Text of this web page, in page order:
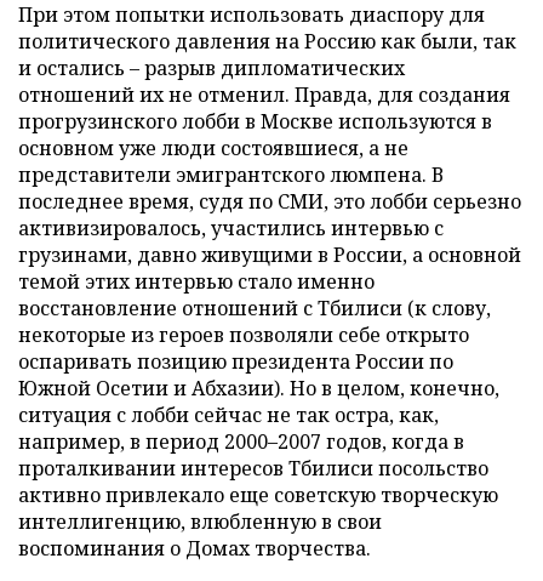
При этом попытки использовать диаспору для
политического давления на Россию как были, так
и остались – разрыв дипломатических
отношений их не отменил. Правда, для создания
прогрузинского лобби в Москве используются в
основном уже люди состоявшиеся, а не
представители эмигрантского люмпена. В
последнее время, судя по СМИ, это лобби серьезно
активизировалось, участились интервью с
грузинами, давно живущими в России, а основной
темой этих интервью стало именно
восстановление отношений с Тбилиси (к слову,
некоторые из героев позволяли себе открыто
оспаривать позицию президента России по
Южной Осетии и Абхазии). Но в целом, конечно,
ситуация с лобби сейчас не так остра, как,
например, в период 2000–2007 годов, когда в
проталкивании интересов Тбилиси посольство
активно привлекало еще советскую творческую
интеллигенцию, влюбленную в свои
воспоминания о Домах творчества.